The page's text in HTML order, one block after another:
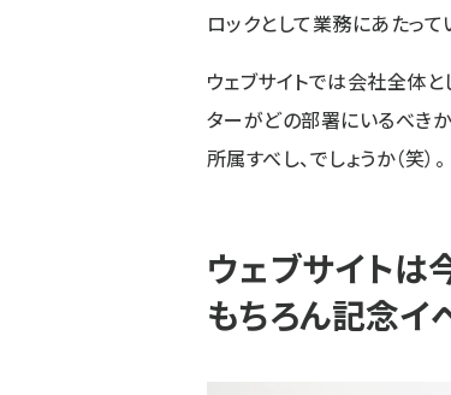
ロックとして業務にあたって
ウェブサイトでは会社全体と
ターがどの部署にいるべき
所属すべし、でしょうか（笑）。
ウェブサイトは
もちろん記念イ